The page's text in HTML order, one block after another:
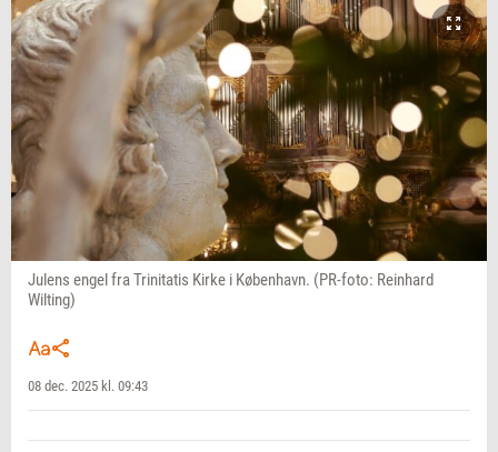
Julens engel fra Trinitatis Kirke i København. (PR-foto: Reinhard
Wilting)
08 dec. 2025 kl. 09:43